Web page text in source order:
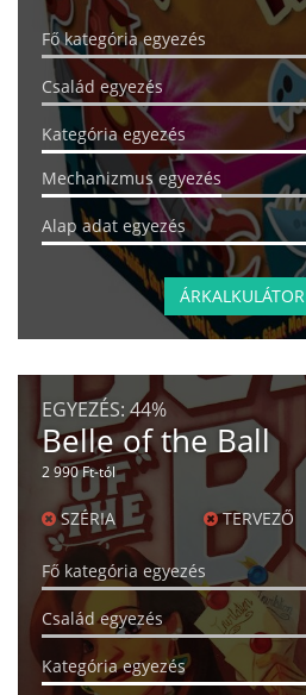
Fő kategória egyezés
Család egyezés
Kategória egyezés
Mechanizmus egyezés
Alap adat egyezés
ÁRKALKULÁTOR
EGYEZÉS:44%
Belle of the Ball
2 990 Ft-tól
SZÉRIA TERVEZŐ
Fő kategória egyezés
Család egyezés
Kategória egyezés